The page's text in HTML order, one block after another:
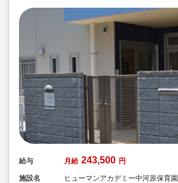
給与 月給 243,500 円
施設名
ヒューマンアカデミー中河原保育園